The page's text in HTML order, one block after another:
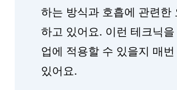
하는 방식과 호흡에 관련한
하고 있어요. 이런 테크닉
업에 적용할 수 있을지 매번
있어요.